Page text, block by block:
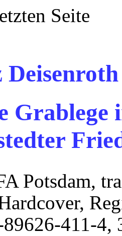
letzten
Grablege
Potsdam,
411-4,